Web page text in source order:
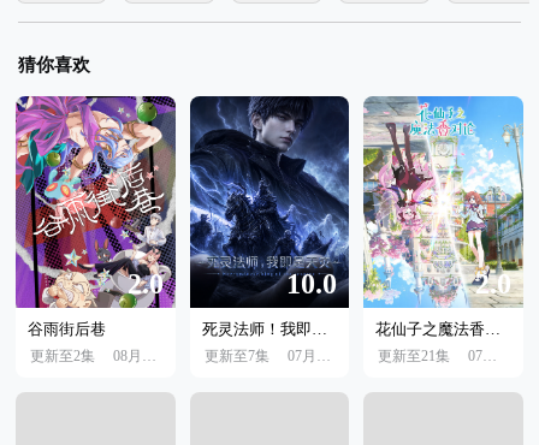
猜你喜欢
2.0
谷雨街后巷
更新至2集 08月07日 10:00
10.0
死灵法师！我即是天灾
更新至7集 07月24日
2.0
花仙子之魔法香对论
更新至21集 07月04日